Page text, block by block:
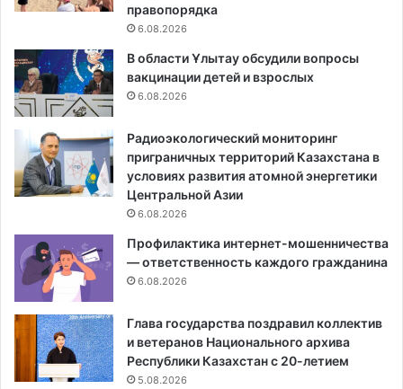
правопорядка
6.08.2026
В области Ұлытау обсудили вопросы
вакцинации детей и взрослых
6.08.2026
Радиоэкологический мониторинг
приграничных территорий Казахстана в
условиях развития атомной энергетики
Центральной Азии
6.08.2026
Профилактика интернет-мошенничества
— ответственность каждого гражданина
6.08.2026
Глава государства поздравил коллектив
и ветеранов Национального архива
Республики Казахстан с 20-летием
5.08.2026